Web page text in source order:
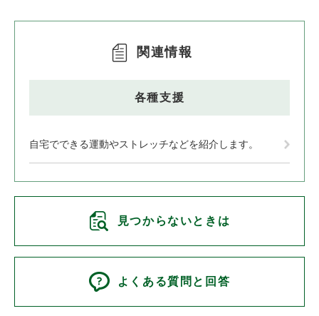
関連情報
各種支援
自宅でできる運動やストレッチなどを紹介します。
見つからないときは
よくある質問と回答